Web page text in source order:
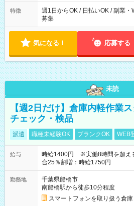
特徴
週1日からOK / 日払いOK / 副業
募集
気になる！ 応募する
未読
【週2日だけ】倉庫内軽作業
チェック・検品
派遣 職種未経験OK ブランクOK WEB
給与
時給1400円 ※実働8時間を超え
合25％割増：時給1750円
勤務地
千葉県船橋市
南船橋駅から徒歩10分程度
スマートフォンを取り扱う倉庫